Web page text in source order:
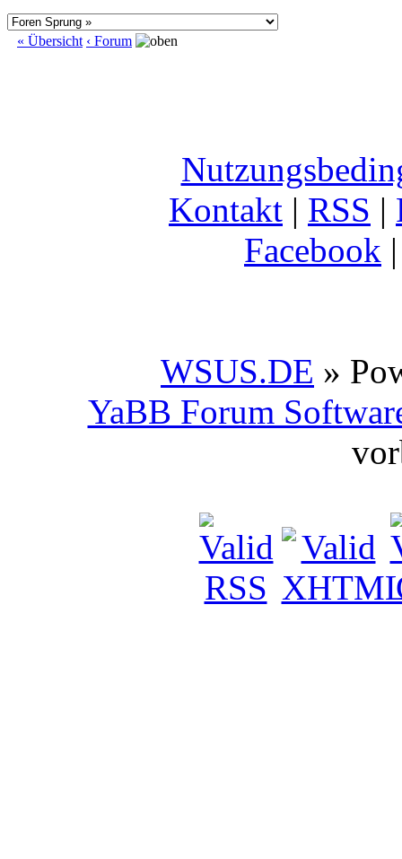
« Übersicht ‹ Forum
Kontakt | RSS |
Facebook
WSUS.DE »
YaBB Forum